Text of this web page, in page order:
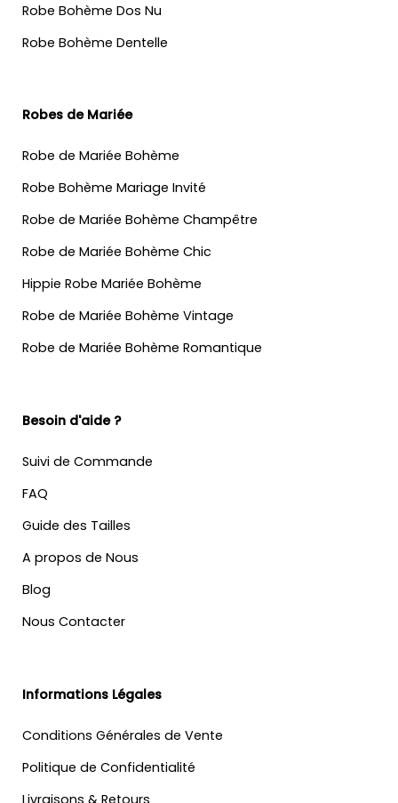
Robe Bohème Dos Nu
Robe Bohème Dentelle
Robes de Mariée
Robe de Mariée Bohème
Robe Bohème Mariage Invité
Robe de Mariée Bohème Champêtre
Robe de Mariée Bohème Chic
Hippie Robe Mariée Bohème
Robe de Mariée Bohème Vintage
Robe de Mariée Bohème Romantique
Besoin d'aide ?
Suivi de Commande
FAQ
Guide des Tailles
A propos de Nous
Blog
Nous Contacter
Informations Légales
Conditions Générales de Vente
Politique de Confidentialité
Livraisons & Retours